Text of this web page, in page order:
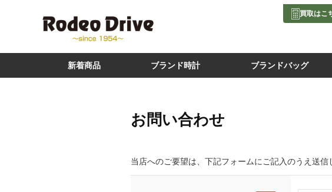
買取はこ
新着商品 ブランド時計 ブランドバッグ
お問い合わせ
当店へのご要望は、下記フォームにご記入のうえ送信